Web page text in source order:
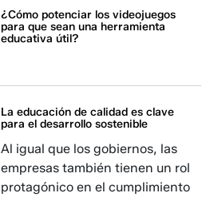
¿Cómo potenciar los videojuegos
para que sean una herramienta
educativa útil?
La educación de calidad es clave
para el desarrollo sostenible
Al igual que los gobiernos, las
empresas también tienen un rol
protagónico en el cumplimiento